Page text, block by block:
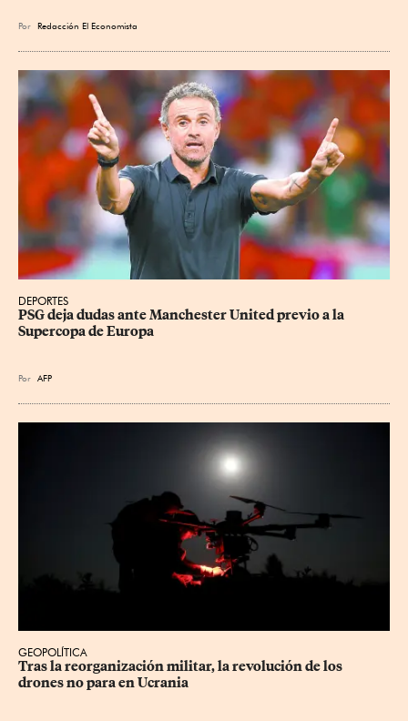
Por Redacción El Economista
DEPORTES
PSG deja dudas ante Manchester United previo a la
Supercopa de Europa
Por AFP
GEOPOLÍTICA
Tras la reorganización militar, la revolución de los
drones no para en Ucrania